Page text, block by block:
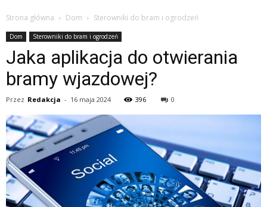
Strona główna Dom Sterowniki do bram i ogrodzeń
Dom Sterowniki do bram i ogrodzeń
Jaka aplikacja do otwierania
bramy wjazdowej?
Przez Redakcja - 16 maja 2024 396 0